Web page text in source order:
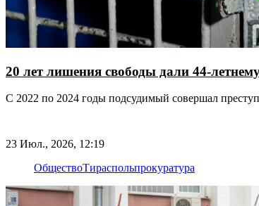
20 лет лишения свободы дали 44-
С 2022 по 2024 годы подсудимый совершал
23 Июл., 2026, 12:19
ОбществоТираспольпрокуратура